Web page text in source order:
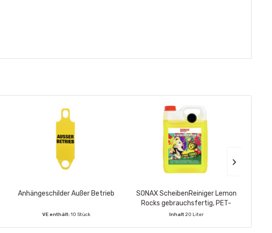
Anhängeschilder Außer Betrieb
VE enthält:10 Stück
SONAX ScheibenReiniger Lemon
Rocks gebrauchsfertig, PET-
Kanister 5 Ltr.
Inhalt20 Liter